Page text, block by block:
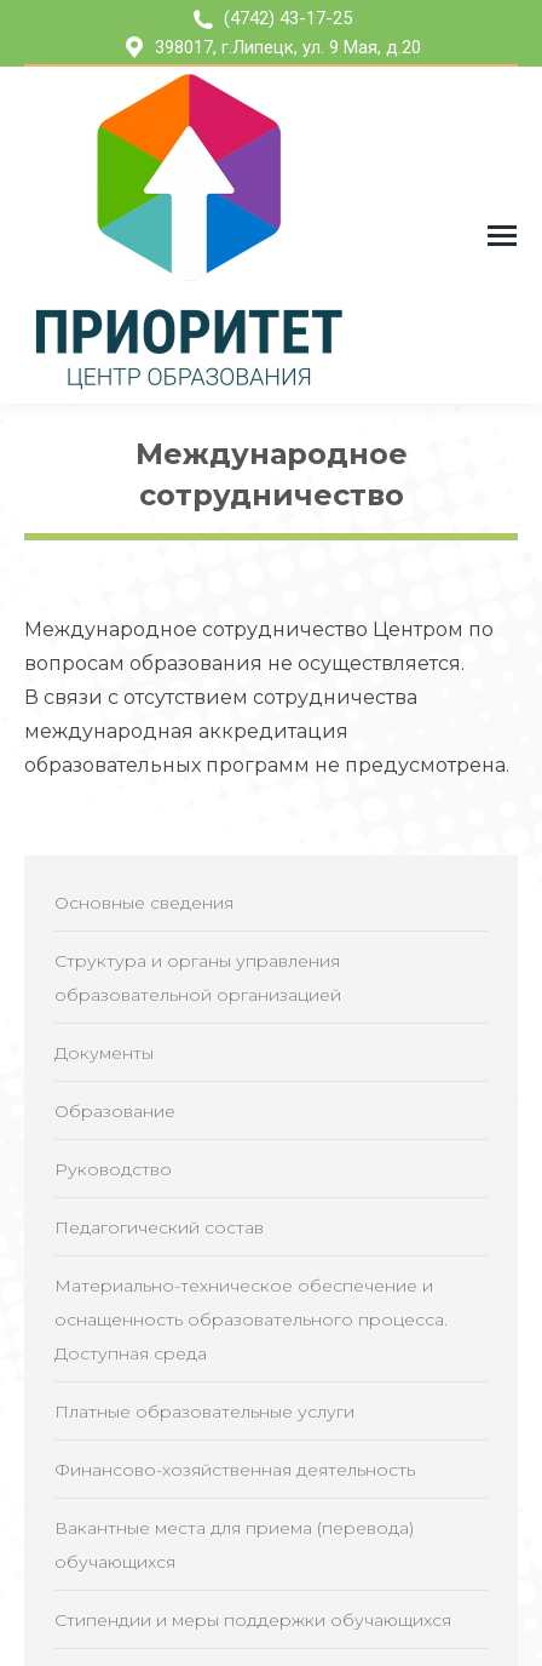
(4742) 43-17-25
398017, г.Липецк, ул. 9 Мая, д.20
Международное
сотрудничество
Международное сотрудничество Центром по
вопросам образования не осуществляется.
В связи с отсутствием сотрудничества
международная аккредитация
образовательных программ не предусмотрена.
Основные сведения
Структура и органы управления
образовательной организацией
Документы
Образование
Руководство
Педагогический состав
Материально-техническое обеспечение и
оснащенность образовательного процесса.
Доступная среда
Платные образовательные услуги
Финансово-хозяйственная деятельность
Вакантные места для приема (перевода)
обучающихся
Стипендии и меры поддержки обучающихся